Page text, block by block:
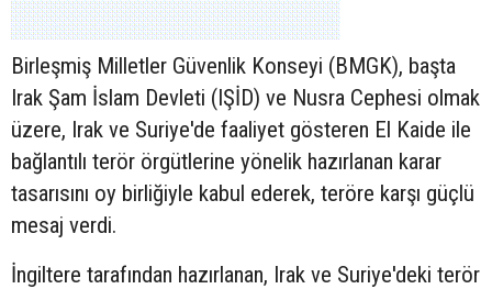
Birleşmiş Milletler Güvenlik Konseyi (BMGK), başta
Irak Şam İslam Devleti (IŞİD) ve Nusra Cephesi olmak
üzere, Irak ve Suriye'de faaliyet gösteren El Kaide ile
bağlantılı terör örgütlerine yönelik hazırlanan karar
tasarısını oy birliğiyle kabul ederek, teröre karşı güçlü
mesaj verdi.
İngiltere tarafından hazırlanan, Irak ve Suriye'deki terör